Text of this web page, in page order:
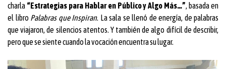
charla “Estrategias para Hablar en Público y Algo Más…”, basada en
el libro Palabras que Inspiran. La sala se llenó de energía, de palabras
que viajaron, de silencios atentos. Y también de algo difícil de describir,
pero que se siente cuando la vocación encuentra su lugar.